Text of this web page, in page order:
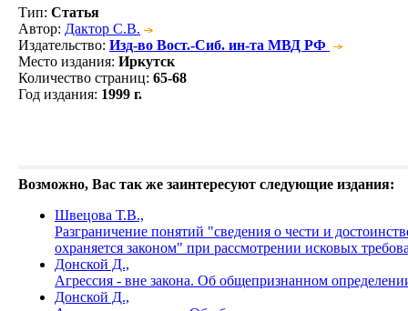
Тип: Статья
Автор: Дактор С.В.
Издательство: Изд-во Вост.-Сиб. ин-та МВД РФ
Место издания: Иркутск
Количество страниц: 65-68
Год издания: 1999 г.
Возможно, Вас так же заинтересуют следующие издания:
Швецова Т.В.,
Разграничение понятий "сведения о чести и
охраняется законом" при рассмотрении исковых
Донской Д.,
Агрессия - вне закона. Об общепризнанном
Донской Д.,